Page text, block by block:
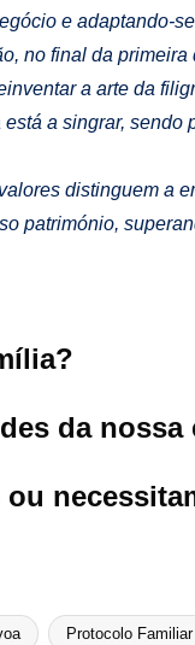
e adaptando-
no final da
a arte da
a singrar,
distinguem a
património,
da nossa
Protocolo Familiar